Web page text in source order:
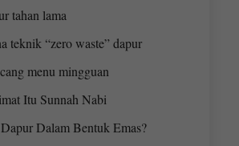
tahan lama
teknik “zero waste” dapur
menu mingguan
Itu Sunnah Nabi
Dalam Bentuk Emas?